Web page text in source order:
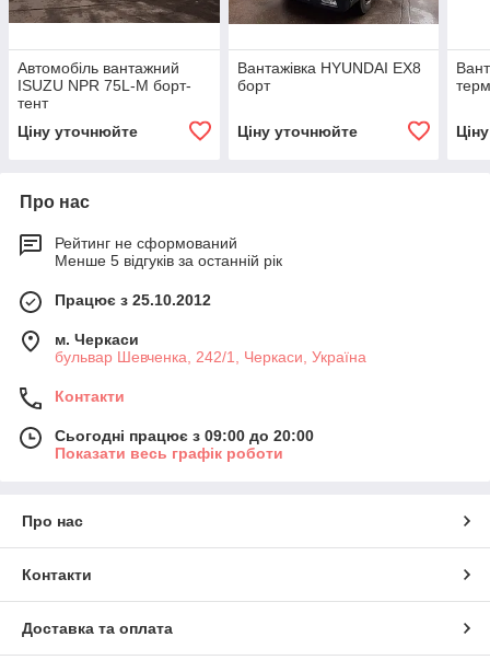
Автомобіль вантажний
ISUZU NPR 75L-M борт-
тент
Ціну уточнюйте
Вантажівка HYUNDAI EX8
борт
Ціну уточнюйте
Про нас
Рейтинг не сформований
Менше 5 відгуків за останній рік
Працює з 25.10.2012
м. Черкаси
бульвар Шевченка, 242/1, Черкаси, Україна
Контакти
Сьогодні працює з 09:00 до 20:00
Показати весь графік роботи
Про нас
Контакти
Доставка та оплата